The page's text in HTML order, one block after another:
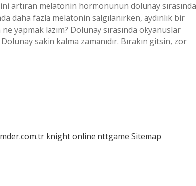
artıran melatonin hormonunun dolunay sırasında
daha fazla melatonin salgılanırken, aydınlık bir
yapmak lazım? Dolunay sırasında okyanuslar
sakin kalma zamanıdır. Bırakın gitsin, zor
knight online nttgame Sitemap